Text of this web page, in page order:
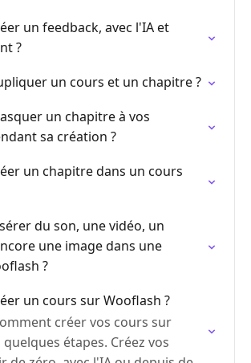
un feedback, avec l'IA et
?
un cours et un chapitre ?
un chapitre à vos
sa création ?
un chapitre dans un cours
du son, une vidéo, un
une image dans une
?
un cours sur Wooflash ?
créer vos cours sur
étapes. Créez vos